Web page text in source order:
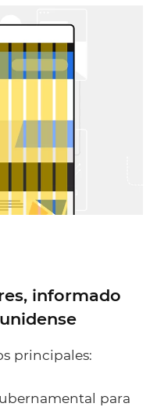
informado
principales:
para